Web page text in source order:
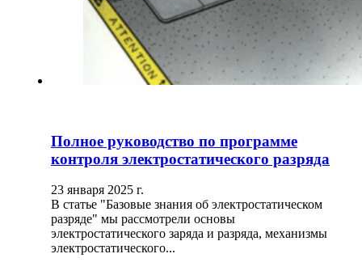
Полное руководство по программе
контроля электростатического разряда
23 января 2025 г.
В статье "Базовые знания об электростатическом
разряде" мы рассмотрели основы
электростатического заряда и разряда, механизмы
электростатического...